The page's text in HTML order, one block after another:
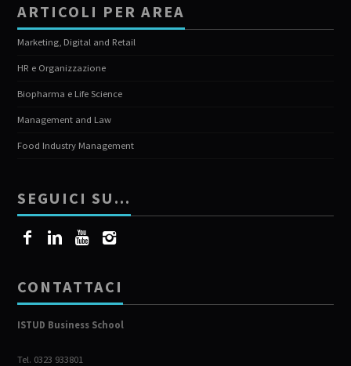
ARTICOLI PER AREA
Marketing, Digital and Retail
HR e Organizzazione
Biopharma e Life Science
Management and Law
Food Industry Management
SEGUICI SU…
CONTATTACI
ISTUD Business School
Tel. 0323 933801